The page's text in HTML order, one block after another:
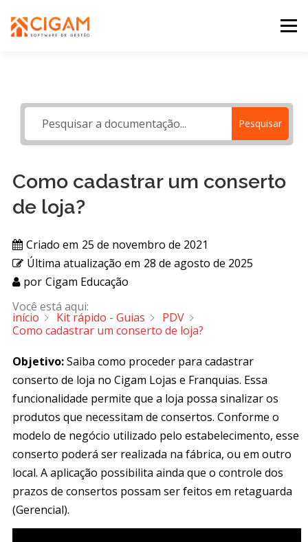
para
Menu
PORTAL WEB MOBILE SUPORTE Pesquisar
Como cadastrar um conserto
de loja?
Criado em 25 de novembro de 2021
Última atualização em 28 de agosto de 2025
por Cigam Educação
Você está aqui:
início Kit rápido - Guias
PDV
Como cadastrar um conserto de loja?
Objetivo:Saiba como proceder para cadastrar
conserto de loja no Cigam Lojas e Franquias. Essa
funcionalidade permite que a loja possa sinalizar os
produtos que necessitam de consertos. Conforme o
modelo de negócio utilizado pelo estabelecimento, esse
conserto poderá ser realizada na fábrica, ou em outro
local. A aplicação possibilita ainda que o controle dos
prazos de consertos possam ser feitos em retaguarda
(Gerencial).